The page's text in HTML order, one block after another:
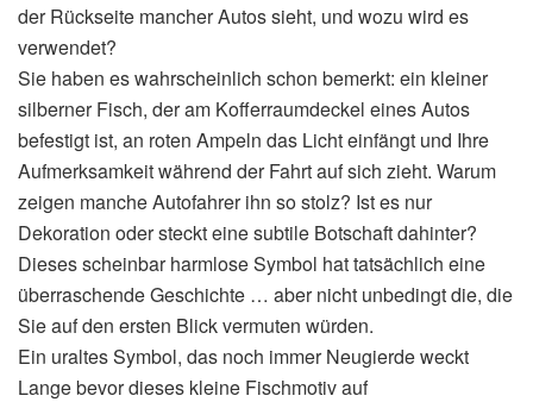
der Rückseite mancher Autos sieht, und wozu wird es
verwendet?
Sie haben es wahrscheinlich schon bemerkt: ein kleiner
silberner Fisch, der am Kofferraumdeckel eines Autos
befestigt ist, an roten Ampeln das Licht einfängt und Ihre
Aufmerksamkeit während der Fahrt auf sich zieht. Warum
zeigen manche Autofahrer ihn so stolz? Ist es nur
Dekoration oder steckt eine subtile Botschaft dahinter?
Dieses scheinbar harmlose Symbol hat tatsächlich eine
überraschende Geschichte … aber nicht unbedingt die, die
Sie auf den ersten Blick vermuten würden.
Ein uraltes Symbol, das noch immer Neugierde weckt
Lange bevor dieses kleine Fischmotiv auf